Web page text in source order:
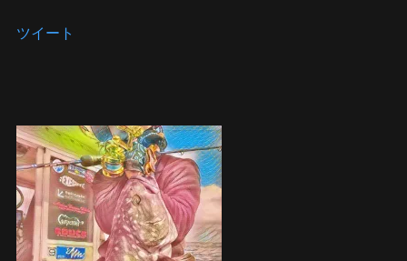
ツイート